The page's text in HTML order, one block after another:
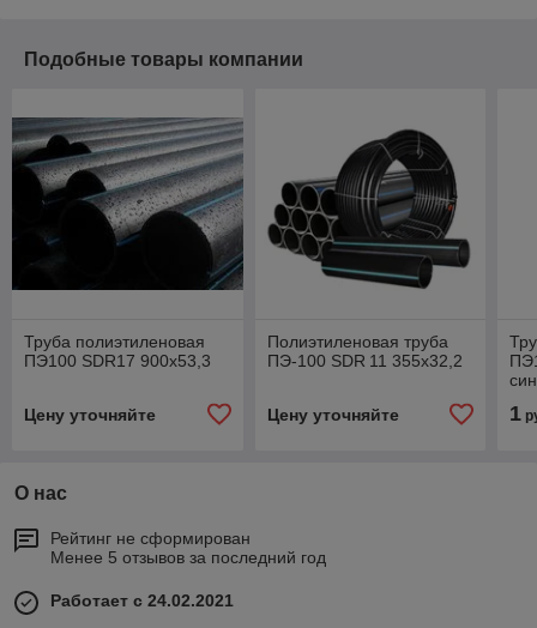
Подобные товары компании
Труба полиэтиленовая
ПЭ100 SDR17 900х53,3
Цену уточняйте
Полиэтиленовая труба
ПЭ-100 SDR 11 355х32,2
Цену уточняйте 1
О нас
Рейтинг не сформирован
Менее 5 отзывов за последний год
Работает с 24.02.2021